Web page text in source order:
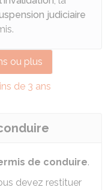
judiciaire
ou plus
de 3 ans
de conduire.
devez restituer